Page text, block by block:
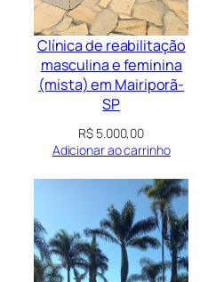
Clínica de reabilitação
masculina e feminina
(mista) em Mairiporã-
SP
R$ 5.000,00
Adicionar ao carrinho